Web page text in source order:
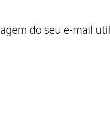
do seu e-mail